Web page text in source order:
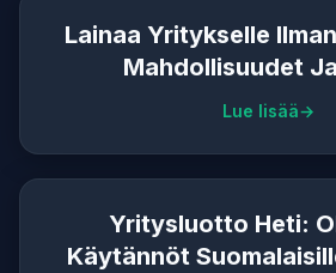
Lainaa Yritykselle
Mahdollisuudet
Lue lisää
Yritysluotto Heti:
Käytännöt